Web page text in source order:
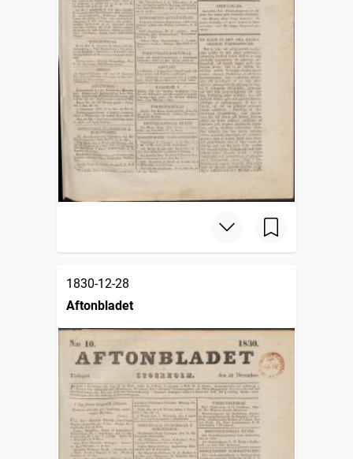
1830-12-28
Aftonbladet